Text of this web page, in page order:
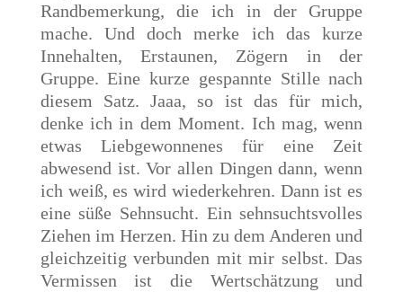
Randbemerkung, die ich in der Gruppe
mache. Und doch merke ich das kurze
Innehalten, Erstaunen, Zögern in der
Gruppe. Eine kurze gespannte Stille nach
diesem Satz. Jaaa, so ist das für mich,
denke ich in dem Moment. Ich mag, wenn
etwas Liebgewonnenes für eine Zeit
abwesend ist. Vor allen Dingen dann, wenn
ich weiß, es wird wiederkehren. Dann ist es
eine süße Sehnsucht. Ein sehnsuchtsvolles
Ziehen im Herzen. Hin zu dem Anderen und
gleichzeitig verbunden mit mir selbst. Das
Vermissen ist die Wertschätzung und